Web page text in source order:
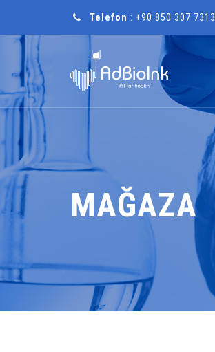
Telefon : +90 850 307 7313
MAĞAZA